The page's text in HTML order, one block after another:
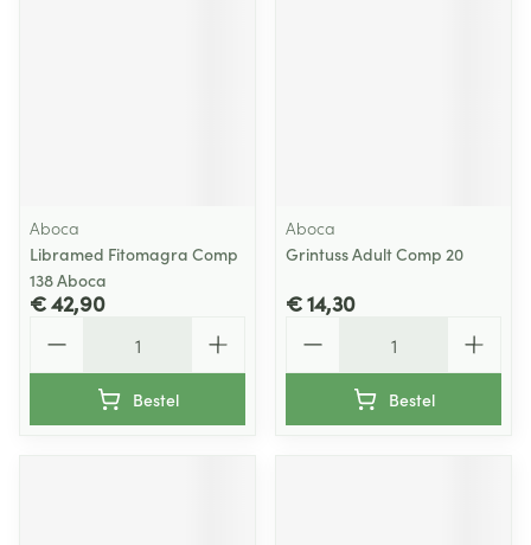
Aboca
Libramed Fitomagra Comp
138 Aboca
€ 42,90
Bestel
Aboca
Grintuss Adult Comp 20
€ 14,30
Bestel